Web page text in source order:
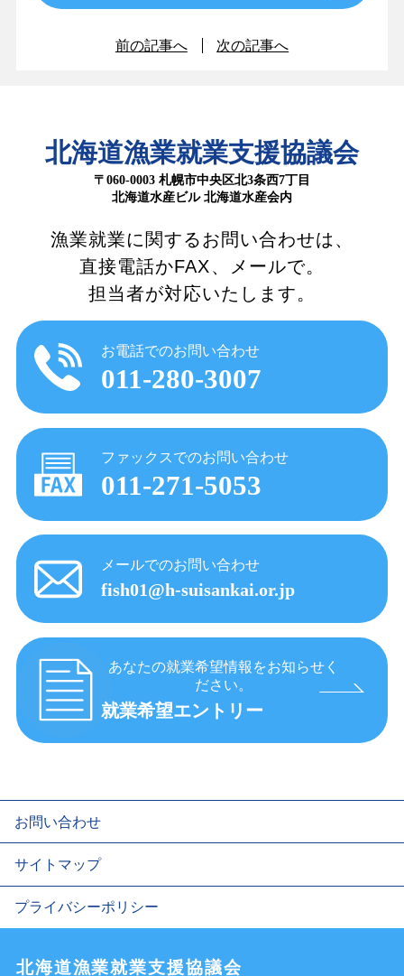
前の記事へ 次の記事へ
北海道漁業就業支援協議会
〒060-0003 札幌市中央区北3条西7丁目
北海道水産ビル 北海道水産会内
漁業就業に関するお問い合わせは、
直接電話かFAX、メールで。
担当者が対応いたします。
お電話でのお問い合わせ
011-280-3007
ファックスでのお問い合わせ
011-271-5053
メールでのお問い合わせ
fish01@h-suisankai.or.jp
あなたの就業希望情報をお知らせく
ださい。
就業希望エントリー
お問い合わせ
サイトマップ
プライバシーポリシー
北海道漁業就業支援協議会